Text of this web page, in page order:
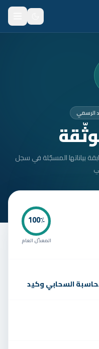
الرسمي
بياناتها المسجّلة في سجل
100٪
المعدّل العام
السحابي وكيد